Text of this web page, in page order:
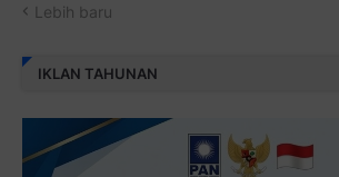
Lebih baru
IKLAN TAHUNAN